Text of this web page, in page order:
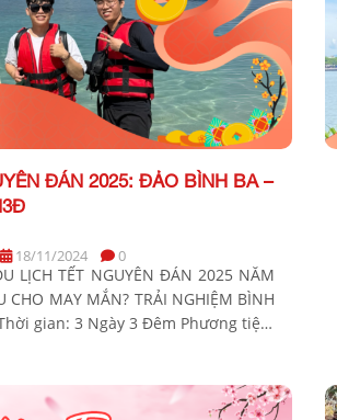
ĐÁN 2025: ĐẢO BÌNH BA –
18/11/2024 0
LỊCH TẾT NGUYÊN ĐÁN 2025 NĂM
CHO MAY MẮN? TRẢI NGHIỆM BÌNH
gian: 3 Ngày 3 Đêm Phương tiện:
TP. […]